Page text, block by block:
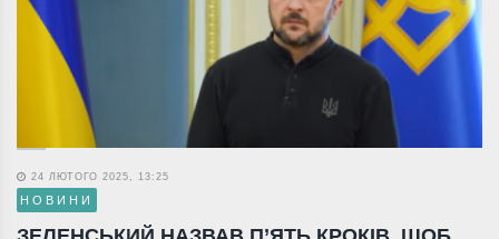
24 ЛЮТОГО 2025, 13:25
НОВИНИ